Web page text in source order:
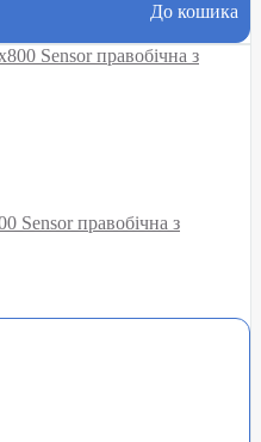
До кошика
Sensor правобічна з